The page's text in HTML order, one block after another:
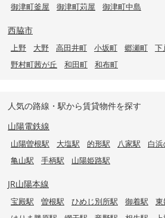
御津町釜屋
御津町苅屋 御津町中島
西脇市
上野 大野 高田井町 小坂町 郷瀬町 下
野村町茜が丘
和田町 和布町
人気の路線・駅から賃貸物件を探す
山陽電鉄線
山陽曽根駅 大塩駅 的形駅 八家駅 白
亀山駅
手柄駅 山陽姫路駅
JR山陽本線
宝殿駅 曽根駅 ひめじ別所駅 御着駅 東